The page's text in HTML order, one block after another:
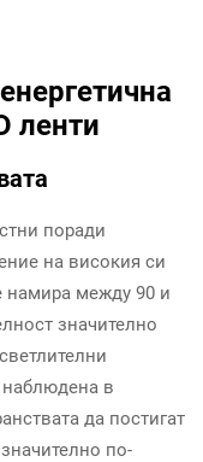
ленти
поради
на високия си
намира между 90 и
значително
наблюдена в
да постигат
по-